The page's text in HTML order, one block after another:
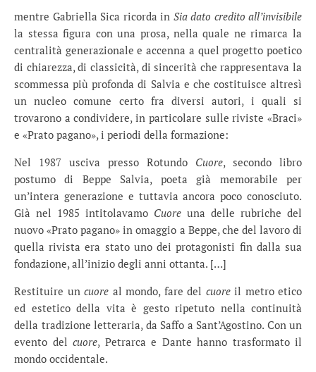
mentre Gabriella Sica ricorda in Sia dato credito all’invisibile
la stessa figura con una prosa, nella quale ne rimarca la
centralità generazionale e accenna a quel progetto poetico
di chiarezza, di classicità, di sincerità che rappresentava la
scommessa più profonda di Salvia e che costituisce altresì
un nucleo comune certo fra diversi autori, i quali si
trovarono a condividere, in particolare sulle riviste «Braci»
e «Prato pagano», i periodi della formazione:
Nel 1987 usciva presso Rotundo Cuore, secondo libro
postumo di Beppe Salvia, poeta già memorabile per
un’intera generazione e tuttavia ancora poco conosciuto.
Già nel 1985 intitolavamo Cuore una delle rubriche del
nuovo «Prato pagano» in omaggio a Beppe, che del lavoro di
quella rivista era stato uno dei protagonisti fin dalla sua
fondazione, all’inizio degli anni ottanta. […]
Restituire un cuore al mondo, fare del cuoreil metro etico
ed estetico della vita è gesto ripetuto nella continuità
della tradizione letteraria, da Saffo a Sant’Agostino. Con un
evento del cuore, Petrarca e Dante hanno trasformato il
mondo occidentale.